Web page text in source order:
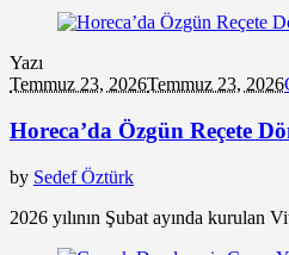
Yazı
Temmuz 23, 2026Temmuz 23, 2026
Horeca’da Özgün Reçete
by Sedef Öztürk
2026 yılının Şubat ayında kurulan